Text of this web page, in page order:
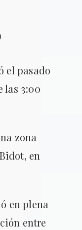
el pasado
las 3:00
zona
en
en plena
entre